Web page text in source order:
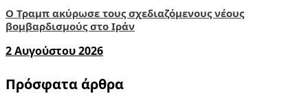
Ο Τραμπ ακύρωσε τους σχεδιαζόμενους νέους
βομβαρδισμούς στο Ιράν
2 Αυγούστου 2026
Πρόσφατα άρθρα